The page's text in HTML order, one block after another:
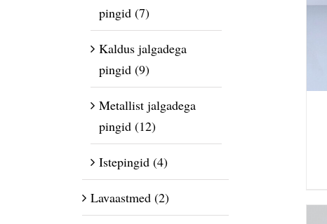
pingid (7)
Kaldus jalgadega
pingid (9)
Metallist jalgadega
pingid (12)
Istepingid (4)
Lavaastmed (2)